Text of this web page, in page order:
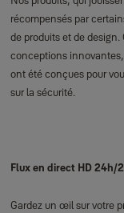
récompensés par
de produits et de
conceptions
ont été conçues pour
sur la sécurité.
Flux en direct HD 24h/
Gardez un œil sur votre